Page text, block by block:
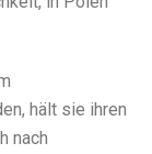
hält sie ihren
nach